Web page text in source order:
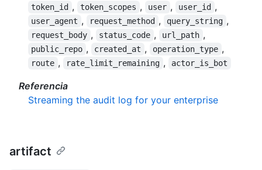
token_id , token_scopes , user , user_id ,
user_agent , request_method , query_string ,
request_body , status_code , url_path ,
public_repo , created_at , operation_type ,
route , rate_limit_remaining , actor_is_bot
Referencia
Streaming the audit log for your enterprise
artifact